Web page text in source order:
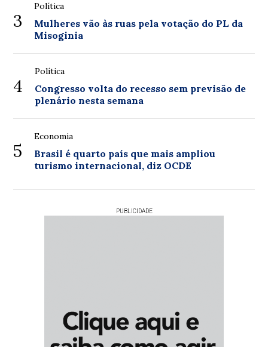
3
Política
Mulheres vão às ruas pela votação do PL da
Misoginia
4
Política
Congresso volta do recesso sem previsão de
plenário nesta semana
5
Economia
Brasil é quarto país que mais ampliou
turismo internacional, diz OCDE
PUBLICIDADE